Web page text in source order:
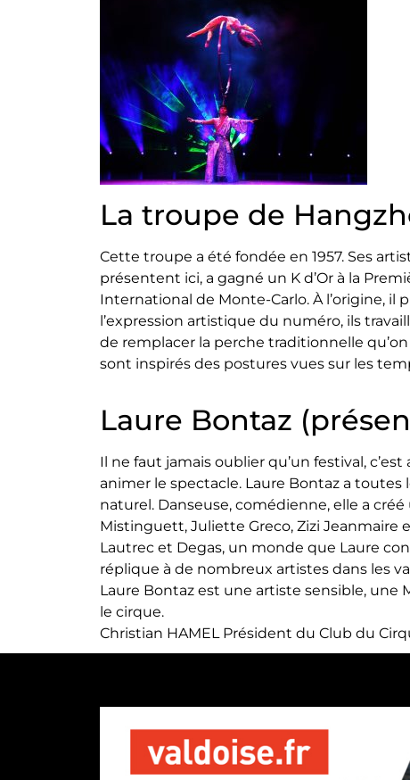
La troupe de
Cette troupe a été fondée en 1957. Ses
présentent ici, a gagné un K d’Or à la
International de Monte-Carlo. À l’origine,
l’expression artistique du numéro, ils
de remplacer la perche traditionnelle
sont inspirés des postures vues sur les
Laure Bontaz
Il ne faut jamais oublier qu’un festival,
animer le spectacle. Laure Bontaz a
naturel. Danseuse, comédienne, elle a
Mistinguett, Juliette Greco, Zizi Jeanmaire
Lautrec et Degas, un monde que Laure
réplique à de nombreux artistes dans les
Laure Bontaz est une artiste sensible,
le cirque.
Christian HAMEL Président du Club du